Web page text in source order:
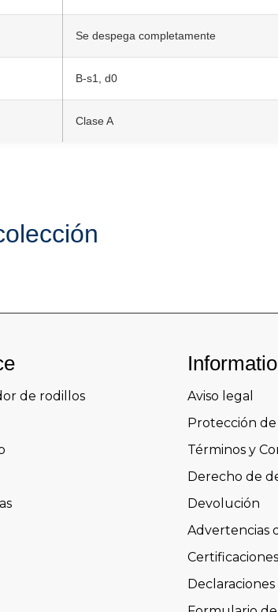
Se despega completamente
B-s1, d0
Clase A
de rodillos
Aviso legal
Protección
Términos y
Derecho de
Devolución
Advertencias
Certificaciones